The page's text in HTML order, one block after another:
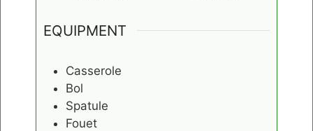
EQUIPMENT
Casserole
Bol
Spatule
Fouet